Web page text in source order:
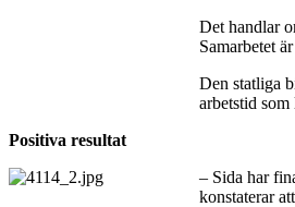
Det handlar
Samarbetet
Den statliga
arbetstid som
Positiva resultat
– Sida har
konstaterar